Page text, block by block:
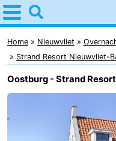
Home
Nieuwvliet
Tips
Voor
kinderen
Overnachten
Home Nieuwvliet
Strand Resort Nieuwvliet-
Oostburg - Strand